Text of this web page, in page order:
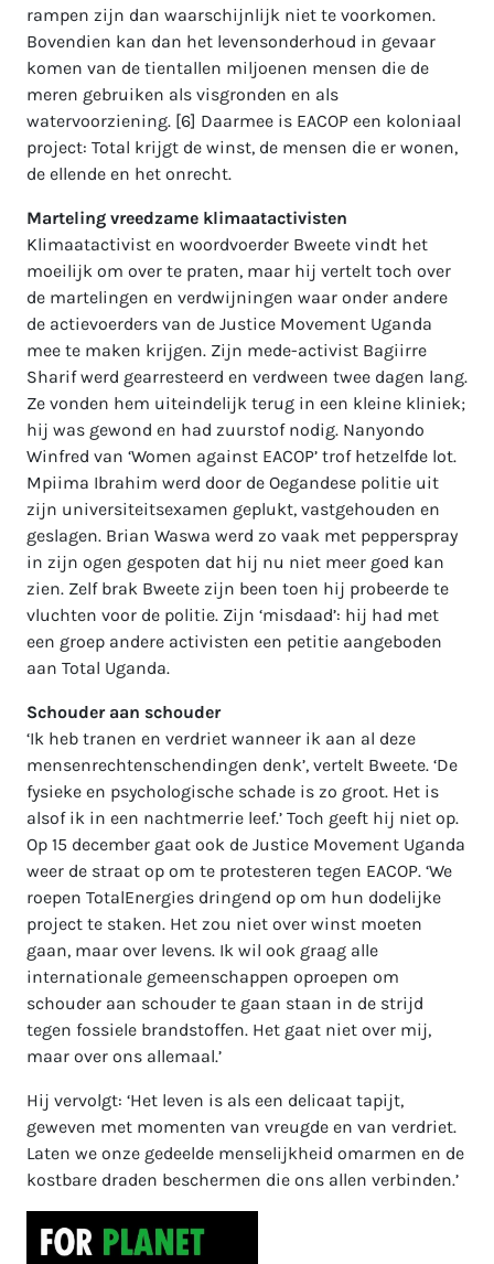
rampen zijn dan waarschijnlijk niet te voorkomen.
Bovendien kan dan het levensonderhoud in gevaar
komen van de tientallen miljoenen mensen die de
meren gebruiken als visgronden en als
watervoorziening. [6] Daarmee is EACOP een koloniaal
project: Total krijgt de winst, de mensen die er wonen,
de ellende en het onrecht.
Marteling vreedzame klimaatactivisten
Klimaatactivist en woordvoerder Bweete vindt het
moeilijk om over te praten, maar hij vertelt toch over
de martelingen en verdwijningen waar onder andere
de actievoerders van de Justice Movement Uganda
mee te maken krijgen. Zijn mede-activist Bagiirre
Sharif werd gearresteerd en verdween twee dagen lang.
Ze vonden hem uiteindelijk terug in een kleine kliniek;
hij was gewond en had zuurstof nodig. Nanyondo
Winfred van ‘Women against EACOP’ trof hetzelfde lot.
Mpiima Ibrahim werd door de Oegandese politie uit
zijn universiteitsexamen geplukt, vastgehouden en
geslagen. Brian Waswa werd zo vaak met pepperspray
in zijn ogen gespoten dat hij nu niet meer goed kan
zien. Zelf brak Bweete zijn been toen hij probeerde te
vluchten voor de politie. Zijn ‘misdaad’: hij had met
een groep andere activisten een petitie aangeboden
aan Total Uganda.
Schouder aan schouder
‘Ik heb tranen en verdriet wanneer ik aan al deze
mensenrechtenschendingen denk’, vertelt Bweete. ‘De
fysieke en psychologische schade is zo groot. Het is
alsof ik in een nachtmerrie leef.’ Toch geeft hij niet op.
Op 15 december gaat ook de Justice Movement Uganda
weer de straat op om te protesteren tegen EACOP. ‘We
roepen TotalEnergies dringend op om hun dodelijke
project te staken. Het zou niet over winst moeten
gaan, maar over levens. Ik wil ook graag alle
internationale gemeenschappen oproepen om
schouder aan schouder te gaan staan in de strijd
tegen fossiele brandstoffen. Het gaat niet over mij,
maar over ons allemaal.’
Hij vervolgt: ‘Het leven is als een delicaat tapijt,
geweven met momenten van vreugde en van verdriet.
Laten we onze gedeelde menselijkheid omarmen en de
kostbare draden beschermen die ons allen verbinden.’